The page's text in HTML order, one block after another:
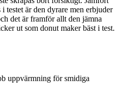
testet är den dyrare men erbjuder
det är framför allt den jämna
ut som donut maker bäst i test.
uppvärmning för smidiga